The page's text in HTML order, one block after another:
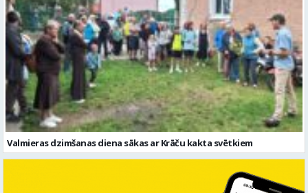
Valmieras dzimšanas diena sākas ar Krāču kakta svētkiem